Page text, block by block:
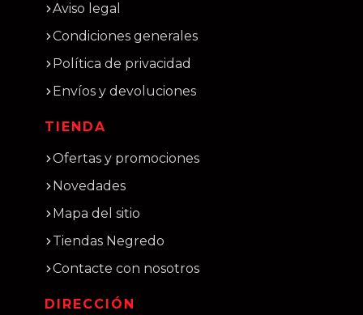
Aviso legal
Condiciones generales
Política de privacidad
Envíos y devoluciones
TIENDA
Ofertas y promociones
Novedades
Mapa del sitio
Tiendas Negredo
Contacte con nosotros
DIRECCIÓN